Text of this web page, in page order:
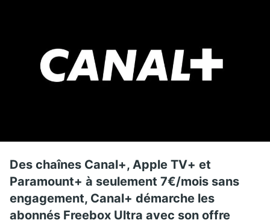
Des chaînes Canal+, Apple TV+ et
Paramount+ à seulement 7€/mois sans
engagement, Canal+ démarche les
abonnés Freebox Ultra avec son offre